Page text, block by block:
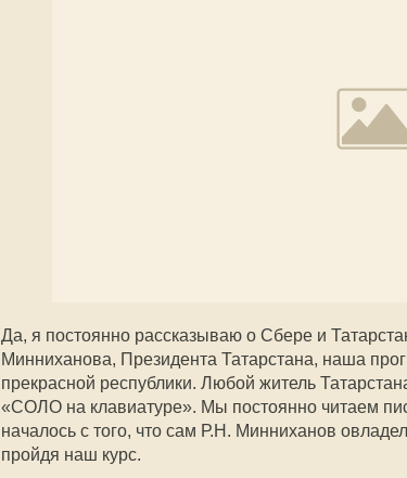
Да, я постоянно рассказываю о Сбере и
Минниханова, Президента Татарстана, наша
прекрасной республики. Любой житель
«СОЛО на клавиатуре». Мы постоянно читаем
началось с того, что сам Р.Н. Минниханов
пройдя наш курс.